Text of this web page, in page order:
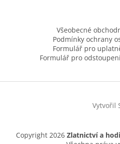
Všeobecné
Podmínky ochrany
Formulář pro
Formulář pro
Vytvořil
Copyright 2026 Zlatnictví a